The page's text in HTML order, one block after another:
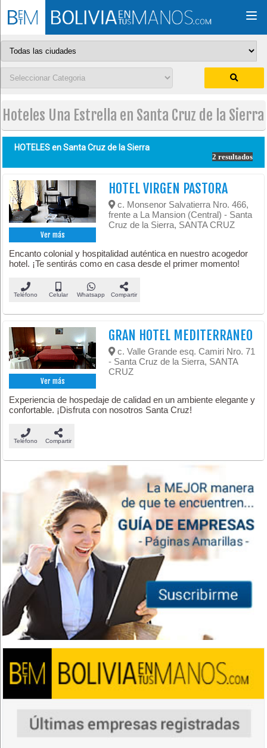
Hoteles Una Estrella en Santa Cruz de la Sierra
HOTELES enSanta Cruz de la Sierra
2 resultados
Ver más
HOTEL VIRGEN PASTORA
c. Monsenor Salvatierra Nro. 466,
frente a La Mansion (Central) - Santa
Cruz de la Sierra, SANTA CRUZ
Encanto colonial y hospitalidad auténtica en nuestro acogedor
hotel. ¡Te sentirás como en casa desde el primer momento!
Teléfono Celular Whatsapp Compartir
Ver más
GRAN HOTEL MEDITERRANEO
c. Valle Grande esq. Camiri Nro. 71
- Santa Cruz de la Sierra, SANTA
CRUZ
Experiencia de hospedaje de calidad en un ambiente elegante y
confortable. ¡Disfruta con nosotros Santa Cruz!
Teléfono Compartir